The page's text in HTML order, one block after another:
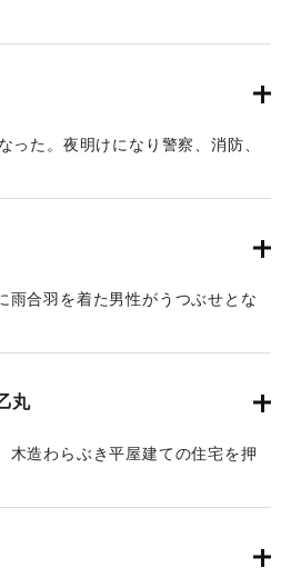
を避けるため千怒崎の沖合300メー
同日22時頃に満潮を利用して自力
年8月9日朝刊3面】
った。夜明けになり警察、消防、
て発見された。自動車で帰宅途
かったため歩いて市内へ向かって
年8月10日夕刊3面】
雨合羽を着た男性がうつぶせとな
川が氾濫をし始めたため、勤務先
自宅から約500メートル手前の県道
見られている。
年8月10日夕刊3面】
丸
木造わらぶき平屋建ての住宅を押
きとなり両足に全治2週間のけが
年8月10日朝刊7面】